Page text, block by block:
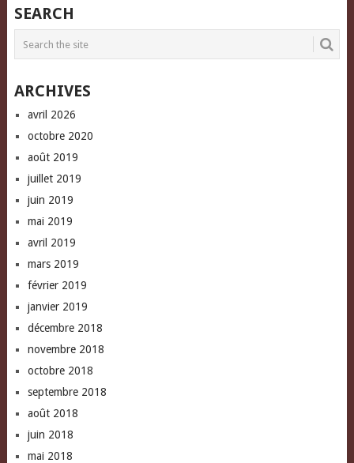
Facebook
(Opens
in
window)
Twitter
(Opens
in
window)
friend
SEARCH
ARCHIVES
avril 2026
octobre 2020
août 2019
juillet 2019
juin 2019
mai 2019
avril 2019
mars 2019
février 2019
janvier 2019
décembre 2018
novembre 2018
octobre 2018
septembre 2018
août 2018
juin 2018
mai 2018